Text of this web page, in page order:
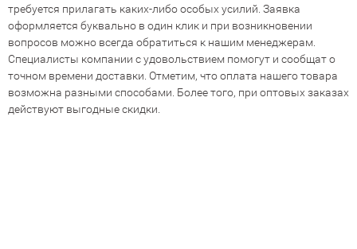
требуется прилагать каких-либо особых усилий. Заявка
оформляется буквально в один клик и при возникновении
вопросов можно всегда обратиться к нашим менеджерам.
Специалисты компании с удовольствием помогут и сообщат о
точном времени доставки. Отметим, что оплата нашего товара
возможна разными способами. Более того, при оптовых заказах
действуют выгодные скидки.